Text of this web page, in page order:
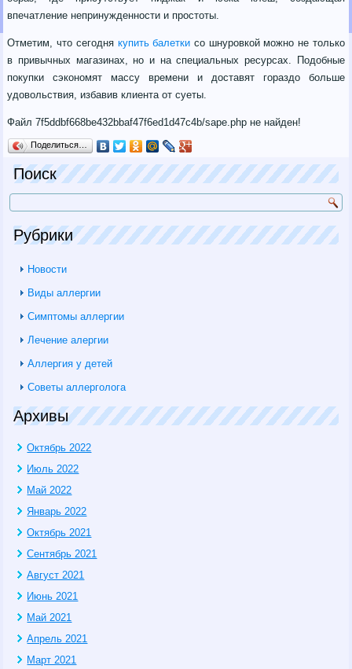
впечатление непринужденности и простоты.
Отметим, что сегодня купить балетки со шнуровкой можно не только
в привычных магазинах, но и на специальных ресурсах. Подобные
покупки сэкономят массу времени и доставят гораздо больше
удовольствия, избавив клиента от суеты.
Файл 7f5ddbf668be432bbaf47f6ed1d47c4b/sape.php не найден!
Поделиться…
Поиск
Рубрики
Новости
Виды аллергии
Симптомы аллергии
Лечение алергии
Аллергия у детей
Советы аллерголога
Архивы
Октябрь 2022
Июль 2022
Май 2022
Январь 2022
Октябрь 2021
Сентябрь 2021
Август 2021
Июнь 2021
Май 2021
Апрель 2021
Март 2021